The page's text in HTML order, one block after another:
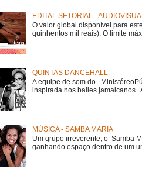
EDITAL SETORIAL -
O valor global disponível para
quinhentos mil reais). O limite
QUINTAS DANCEHALL -
A equipe de som do
inspirada nos bailes jamaicanos.
MÚSICA - SAMBA MARIA
Um grupo irreverente, o Samba
ganhando espaço dentro de um